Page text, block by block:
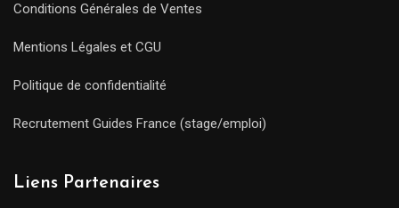
Conditions Générales de Ventes
Mentions Légales et CGU
Politique de confidentialité
Recrutement Guides France (stage/emploi)
Liens Partenaires